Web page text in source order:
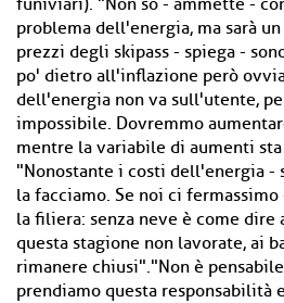
funiviari). "Non so - ammette -
problema dell'energia, ma sarà
prezzi degli skipass - spiega -
po' dietro all'inflazione però
dell'energia non va sull'utente,
impossibile. Dovremmo
mentre la variabile di aumenti
"Nonostante i costi dell'energia -
la facciamo. Se noi ci
la filiera: senza neve è come dire
questa stagione non lavorate, ai
rimanere chiusi"."Non è
prendiamo questa responsabilità